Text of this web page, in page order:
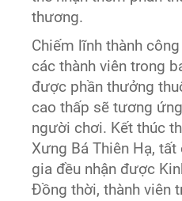
thương.
Chiếm lĩnh thành
các thành viên trong
được phần thưởng
cao thấp sẽ tương
người chơi. Kết thúc
Xưng Bá Thiên Hạ,
gia đều nhận được
Đồng thời, thành viên